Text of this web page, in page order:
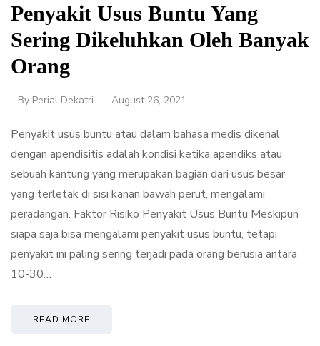
Penyakit Usus Buntu Yang
Sering Dikeluhkan Oleh Banyak
Orang
By Perial Dekatri August 26, 2021
Penyakit usus buntu atau dalam bahasa medis dikenal
dengan apendisitis adalah kondisi ketika apendiks atau
sebuah kantung yang merupakan bagian dari usus besar
yang terletak di sisi kanan bawah perut, mengalami
peradangan. Faktor Risiko Penyakit Usus Buntu Meskipun
siapa saja bisa mengalami penyakit usus buntu, tetapi
penyakit ini paling sering terjadi pada orang berusia antara
10-30…
READ MORE